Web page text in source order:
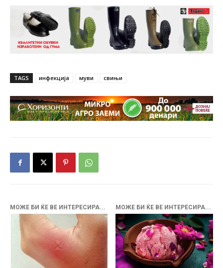
TAGS инфекција муви свињи
МОЖЕ БИ ЌЕ ВЕ ИНТЕРЕСИРА... МОЖЕ БИ ЌЕ ВЕ ИНТЕРЕСИРА...